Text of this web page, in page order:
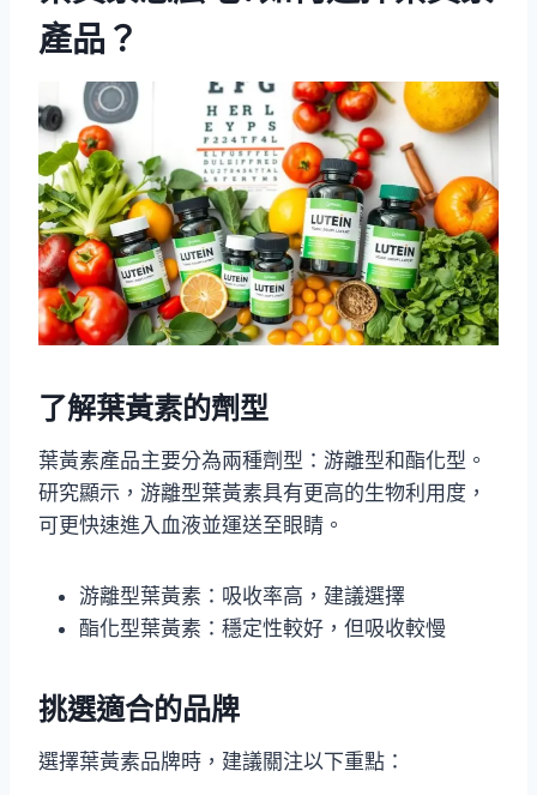
產品？
了解葉黃素的劑型
葉黃素產品主要分為兩種劑型：游離型和酯化型。
研究顯示，游離型葉黃素具有更高的生物利用度，
可更快速進入血液並運送至眼睛。
游離型葉黃素：吸收率高，建議選擇
酯化型葉黃素：穩定性較好，但吸收較慢
挑選適合的品牌
選擇葉黃素品牌時，建議關注以下重點：